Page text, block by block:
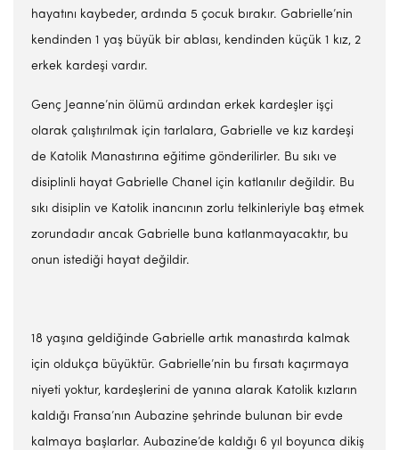
hayatını kaybeder, ardında 5 çocuk bırakır. Gabrielle’nin
kendinden 1 yaş büyük bir ablası, kendinden küçük 1 kız, 2
erkek kardeşi vardır.
Genç Jeanne’nin ölümü ardından erkek kardeşler işçi
olarak çalıştırılmak için tarlalara, Gabrielle ve kız kardeşi
de Katolik Manastırına eğitime gönderilirler. Bu sıkı ve
disiplinli hayat Gabrielle Chanel için katlanılır değildir. Bu
sıkı disiplin ve Katolik inancının zorlu telkinleriyle baş etmek
zorundadır ancak Gabrielle buna katlanmayacaktır, bu
onun istediği hayat değildir.
18 yaşına geldiğinde Gabrielle artık manastırda kalmak
için oldukça büyüktür. Gabrielle’nin bu fırsatı kaçırmaya
niyeti yoktur, kardeşlerini de yanına alarak Katolik kızların
kaldığı Fransa’nın Aubazine şehrinde bulunan bir evde
kalmaya başlarlar. Aubazine’de kaldığı 6 yıl boyunca dikiş